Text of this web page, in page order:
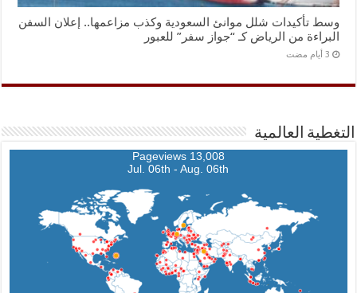
وسط تأكيدات شلل موانئ السعودية وكذب مزاعمها.. إعلان السفن
البراءة من الرياض كـ “جواز سفر” للعبور
التغطية العالمية
13,008 Pageviews
Jul. 06th - Aug. 06th